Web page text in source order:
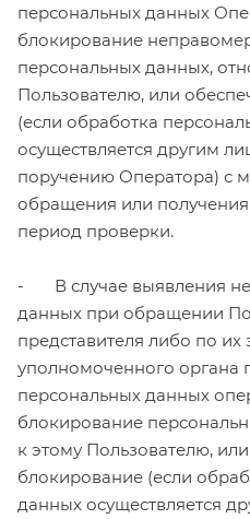
персональных данных
блокирование
персональных данных,
Пользователю, или
(если обработка
осуществляется другим
поручению Оператора) с
обращения или получения
период проверки.
- В случае выявления
данных при обращении
представителя либо по их
уполномоченного органа
персональных данных
блокирование
к этому Пользователю,
блокирование (если
данных осуществляется